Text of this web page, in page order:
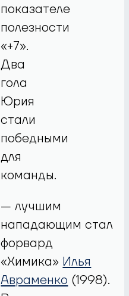
показателе
полезности
«+7».
Два
гола
Юрия
стали
победными
для
команды.
— лучшим
нападающим стал
форвард
«Химика» Илья
Авраменко (1998).